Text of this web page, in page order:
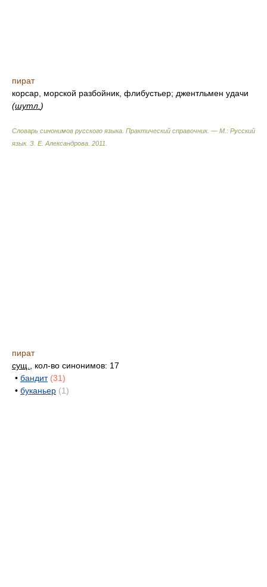
пират
корсар, морской разбойник, флибустьер; джентльмен удачи
(шутл. )
Словарь синонимов русского языка. Практический справочник. — М.: Русский
язык. З. Е. Александрова 2011
пират
сущ.
, кол-во синонимов: 17
• бандит (31)
• буканьер (1)